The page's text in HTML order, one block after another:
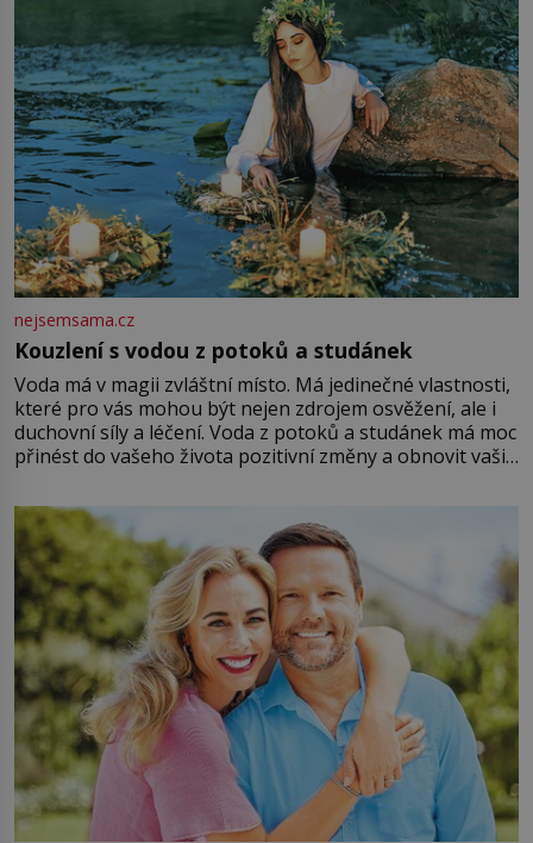
nejsemsama.cz
Kouzlení s vodou z potoků a studánek
Voda má v magii zvláštní místo. Má jedinečné vlastnosti,
které pro vás mohou být nejen zdrojem osvěžení, ale i
duchovní síly a léčení. Voda z potoků a studánek má moc
přinést do vašeho života pozitivní změny a obnovit vaši
můžete obohatit své rituály a přinést do svého života
větší harmonii a klid. Je důležité